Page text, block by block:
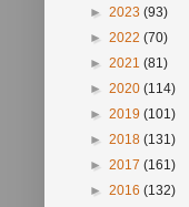
► 2023 (93)
► 2022 (70)
► 2021 (81)
► 2020 (114)
► 2019 (101)
► 2018 (131)
► 2017 (161)
► 2016 (132)